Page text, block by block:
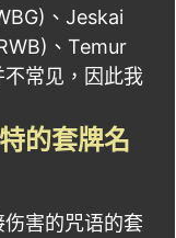
、Jeskai
、Temur
不常见，因此我
的套牌名
害的咒语的套